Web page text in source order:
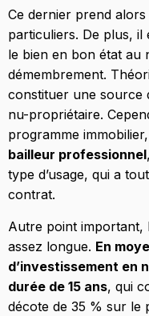
Ce dernier prend
particuliers. De plus, il
le bien en bon état au
démembrement.
constituer une source
nu-propriétaire.
programme
bailleur professionnel
type d’usage, qui a
contrat.
Autre point important,
assez longue. En
d’investissement en
durée de 15 ans, qui
décote de 35 % sur le